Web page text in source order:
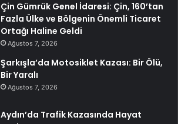
Çin Gümrük Genel İdaresi: Çin, 160’tan
Fazla Ülke ve Bölgenin Önemli Ticaret
Ortağı Haline Geldi
Ağustos 7, 2026
Şarkışla’da Motosiklet Kazası: Bir Ölü,
Bir Yaralı
Ağustos 7, 2026
Aydın’da Trafik Kazasında Hayat